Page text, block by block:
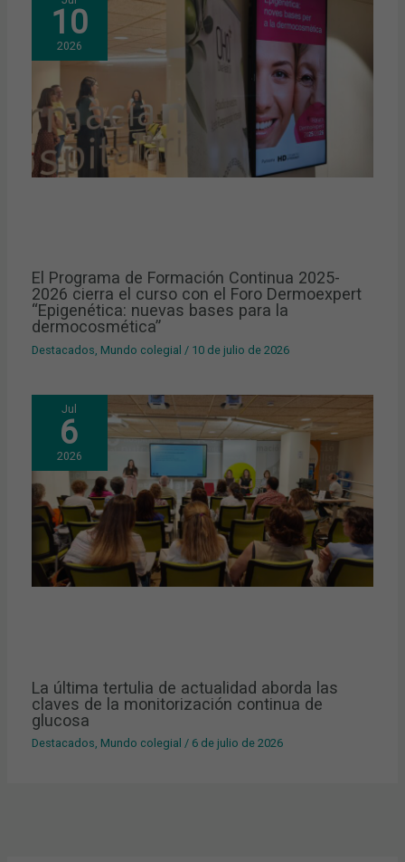
10
2026
El Programa de Formación Continua 2025-
2026 cierra el curso con el Foro Dermoexpert
“Epigenética: nuevas bases para la
dermocosmética”
Destacados Mundo colegial / 10 de julio de 2026
Jul
6
2026
La última tertulia de actualidad aborda las
claves de la monitorización continua de
glucosa
Destacados, Mundo colegial / 6 de julio de 2026